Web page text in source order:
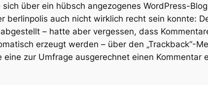
über ein hübsch angezogenes WordPress-
auch nicht wirklich recht sein konnte:
– hatte aber vergessen, dass
erzeugt werden – über den „Trackback“-
zur Umfrage ausgerechnet einen Kommentar